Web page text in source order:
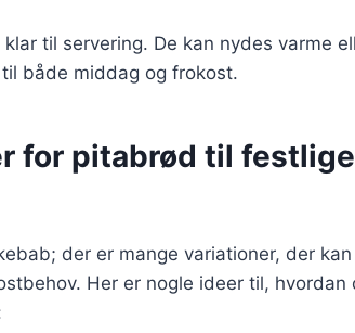
til servering. De kan nydes varme
både middag og frokost.
for pitabrød til festlige
der er mange variationer, der
Her er nogle ideer til, hvordan